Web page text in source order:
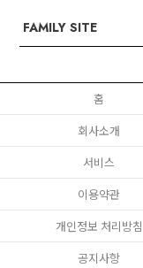
홈
회사소개
서비스
이용약관
개인정보 처리방침
공지사항